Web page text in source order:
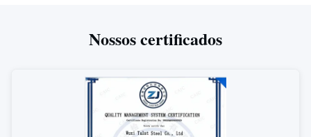
Nossos certificados